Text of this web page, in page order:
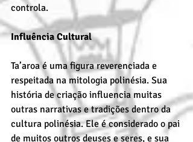
controla.
Influência Cultural
Ta’aroa é uma figura reverenciada e
respeitada na mitologia polinésia. Sua
história de criação influencia muitas
outras narrativas e tradições dentro da
cultura polinésia. Ele é considerado o pai
de muitos outros deuses e seres, e sua